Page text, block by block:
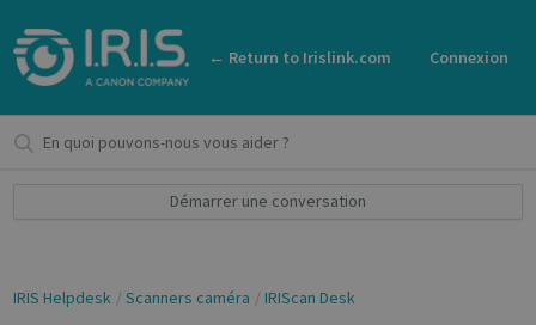
← Return to Irislink.com Connexion
Démarrer une conversation
IRIS Helpdesk Scanners caméra IRIScan Desk